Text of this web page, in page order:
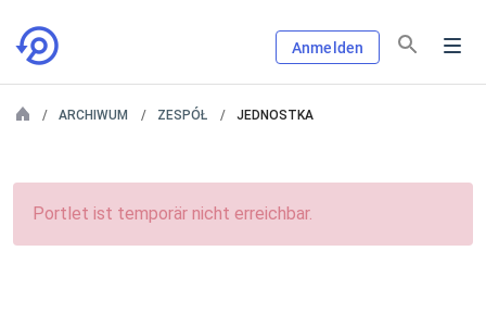
Anmelden
ARCHIWUM ZESPÓŁ JEDNOSTKA
Portlet ist temporär nicht erreichbar.